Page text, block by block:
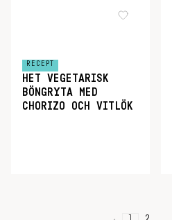
RECEPT
HET VEGETARISK
BÖNGRYTA MED
CHORIZO OCH VITLÖK